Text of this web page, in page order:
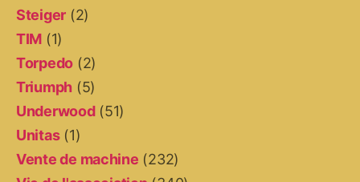
Steiger (2)
TIM (1)
Torpedo (2)
Triumph (5)
Underwood(51)
Unitas(1)
Vente de machine (232)